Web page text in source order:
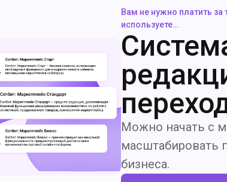
Вам не нужно платить
используете…
Можно начать с
масштабировать
бизнеса.